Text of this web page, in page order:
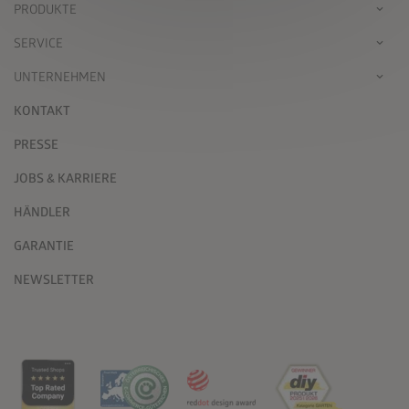
PRODUKTE
SERVICE
UNTERNEHMEN
KONTAKT
PRESSE
JOBS & KARRIERE
HÄNDLER
GARANTIE
NEWSLETTER